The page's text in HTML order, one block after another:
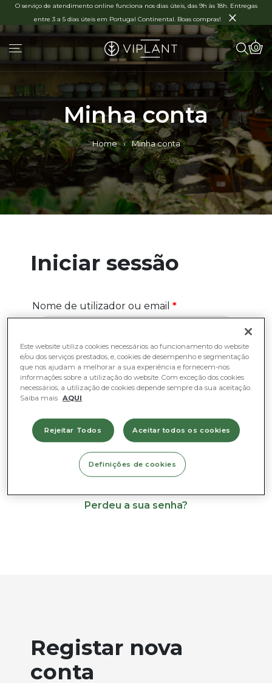
O serviço de atendimento online funciona nos dias úteis, das 9h às 18h. Entregas
entre 3 a 5 dias úteis em Portugal Continental. Boas compras!
×
0
Minha conta
Home › Minha conta
Iniciar sessão
Nome de utilizador ou email *
Senha*
Manter sessão
Iniciar sessão
Perdeu a sua senha?
Registar nova
conta
Este website utiliza cookies necessários ao funcionamento do website
e/ou dos serviços prestados, e, cookies de desempenho e segmentação
que nos ajudam a melhorar a sua experiência e fornecem-nos
informações sobre a utilização do website. Com exceção dos cookies
necessários, a utilização de cookies depende sempre da sua aceitação.
Saiba mais AQUI
Rejeitar Todos Aceitar todos os cookies
Definições de cookies